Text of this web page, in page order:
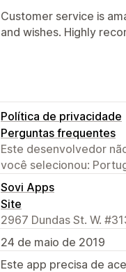
Customer service is
and wishes. Highly
Política de privacidade
Perguntas frequentes
Este desenvolvedor
você selecionou:
Sovi Apps
Site
2967 Dundas St. W.
24 de maio de 2019
Este app precisa de